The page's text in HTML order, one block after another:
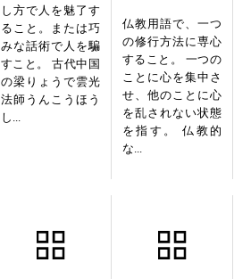
し方で人を魅了す
ること。または巧
みな話術で人を騙
すこと。 古代中国
の梁りょうで雲光
法師うんこうほう
し...
仏教用語で、一つ
の修行方法に専心
すること。 一つの
ことに心を集中さ
せ、他のことに心
を乱されない状態
を指す。 仏教的
な...